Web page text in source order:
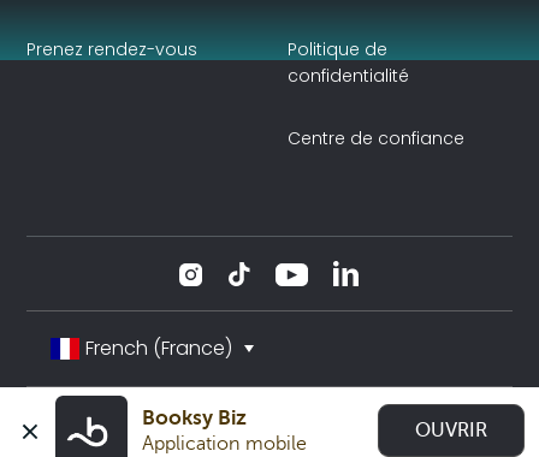
Booksy Biz
Application mobile
OUVRIR
Prenez rendez-vous
Politique de
confidentialité
Centre de confiance
French (France)